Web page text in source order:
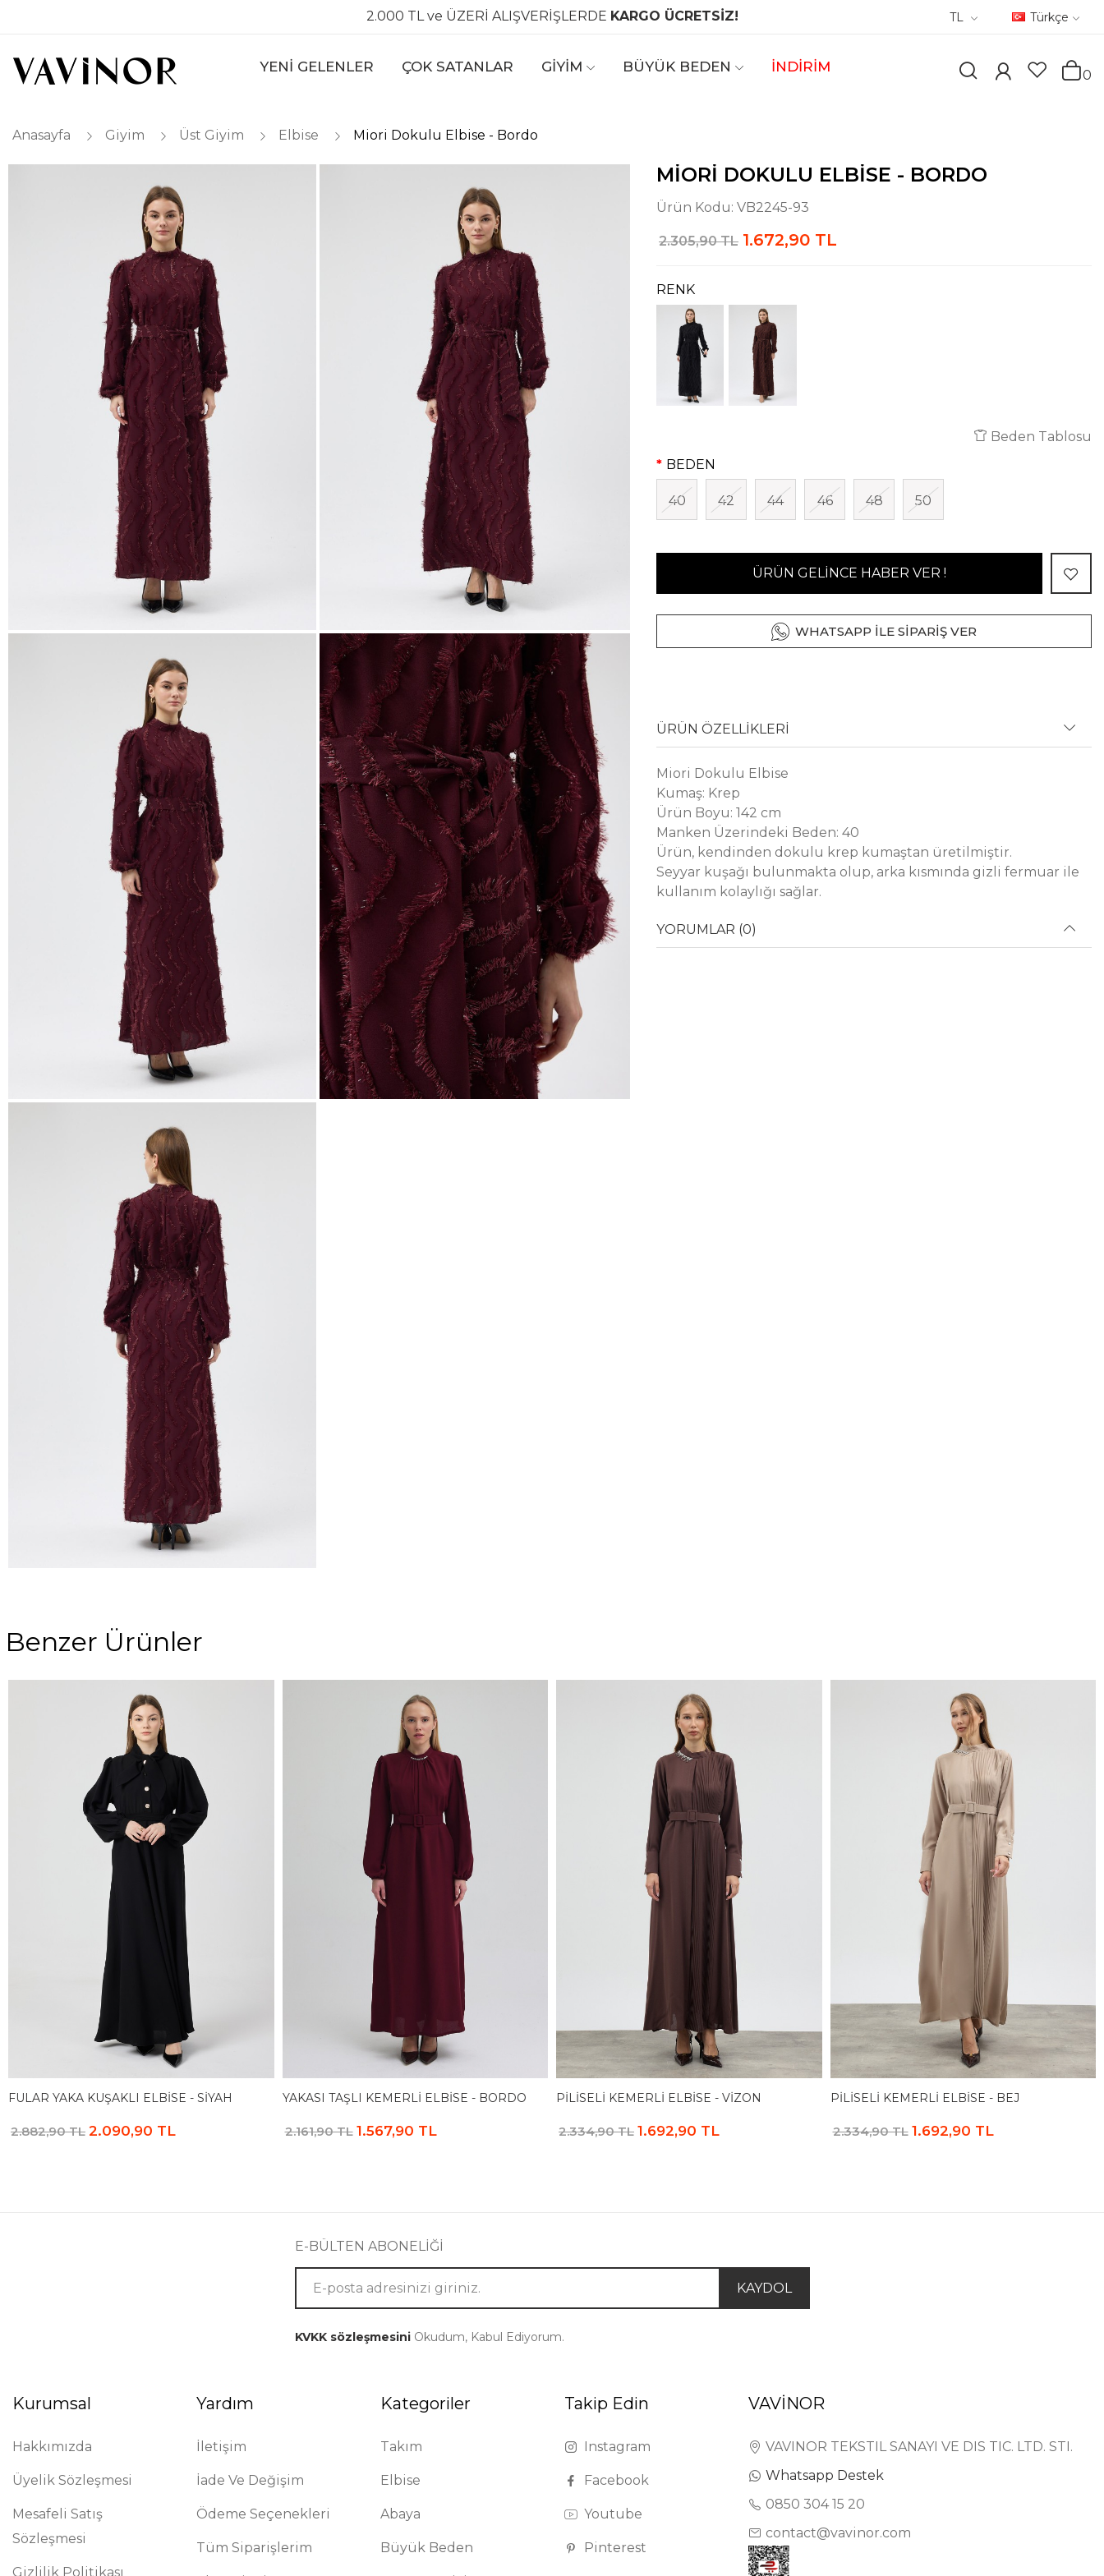
2.000 TL ve ÜZERİ ALIŞVERİŞLERDE KARGO ÜCRETSİZ! TL Türkçe
YENİ GELENLER ÇOK SATANLAR GİYİM BÜYÜK BEDEN İNDİRİM
0
Anasayfa Giyim Üst Giyim Elbise Miori Dokulu Elbise - Bordo
MIORI DOKULU ELBISE - BORDO
Ürün Kodu: VB2245-93
2.305,90 TL 1.672,90 TL
RENK
Beden Tablosu
BEDEN
40 42 44 46 48 50
ÜRÜN GELİNCE HABER VER !
WHATSAPP İLE SİPARİŞ VER
ÜRÜN ÖZELLİKLERİ
Miori Dokulu Elbise
Kumaş: Krep
Ürün Boyu: 142 cm
Manken Üzerindeki Beden: 40
Ürün, kendinden dokulu krep kumaştan üretilmiştir.
Seyyar kuşağı bulunmakta olup, arka kısmında gizli fermuar ile
kullanım kolaylığı sağlar.
YORUMLAR (0)
Benzer Ürünler
FULAR YAKA KUŞAKLI ELBISE - SIYAH
2.882,90 TL 2.090,90 TL
YAKASI TAŞLI KEMERLI ELBISE - BORDO
2.161,90 TL 1.567,90 TL
PILISELI KEMERLI ELBISE - VIZON
2.334,90 TL 1.692,90 TL
PILISELI KEMERLI ELBISE - BEJ
2.334,90 TL 1.692,90 TL
E-BÜLTEN ABONELİĞİ
KAYDOL
KVKK sözleşmesiniOkudum, Kabul Ediyorum.
Kurumsal
Hakkımızda
Üyelik Sözleşmesi
Mesafeli Satış
Sözleşmesi
Gizlilik Politikası
Yardım
İletişim
İade Ve Değişim
Ödeme Seçenekleri
Tüm Siparişlerim
Kategoriler
Takım
Elbise
Abaya
Büyük Beden
Takip Edin
Instagram
Facebook
Youtube
Pinterest
VAVİNOR
VAVINOR TEKSTIL SANAYI VE DIS TIC. LTD. STI.
Whatsapp Destek
0850 304 15 20
contact@vavinor.com